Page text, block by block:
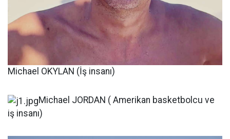
Michael OKYLAN (İş insanı)
Michael JORDAN ( Amerikan basketbolcu ve
iş insanı)